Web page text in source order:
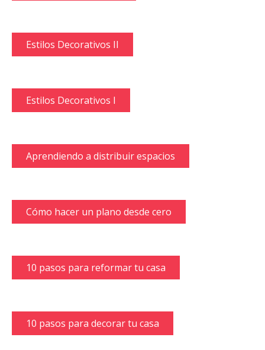
Estilos Decorativos II
Estilos Decorativos I
Aprendiendo a distribuir espacios
Cómo hacer un plano desde cero
10 pasos para reformar tu casa
10 pasos para decorar tu casa